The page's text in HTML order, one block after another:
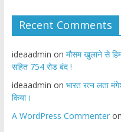
Recent Comments
ideaadmin on मौसम खुलाने से
सहित 754 रोड बंद !
ideaadmin on भारत रत्न लता
किया।
A WordPress Commenteron